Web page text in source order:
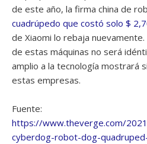
de este año, la firma china de
cuadrúpedo que costó solo $
de Xiaomi lo rebaja
de estas máquinas no será
amplio a la tecnología mostrará
estas empresas.
Fuente:
https://www.theverge.com/
cyberdog-robot-dog-